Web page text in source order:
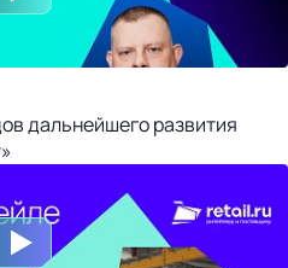
дальнейшего развития